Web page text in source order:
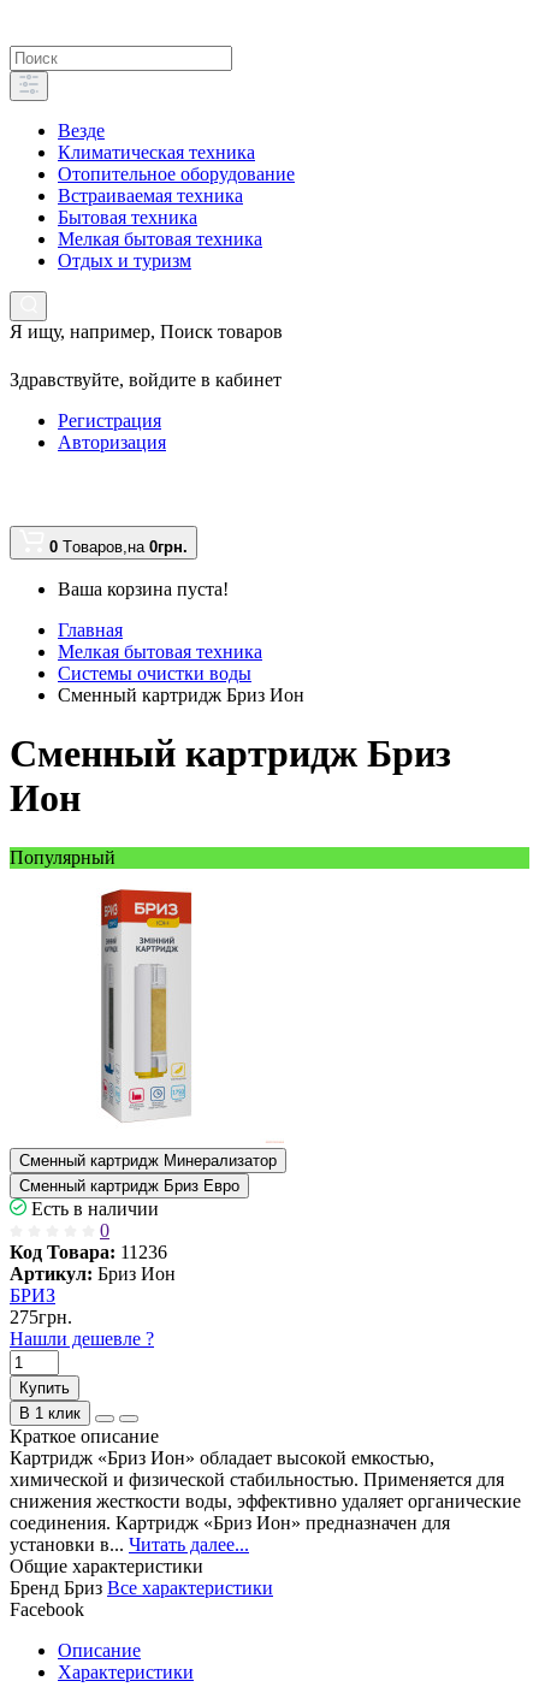
Везде
Климатическая техника
Отопительное оборудование
Встраиваемая техника
Бытовая техника
Мелкая бытовая техника
Отдых и туризм
Я ищу, например, Поиск товаров
Здравствуйте, войдите в кабинет
Регистрация
Авторизация
0 Tоваров,на 0грн.
Ваша корзина пуста!
Главная
Мелкая бытовая техника
Системы очистки воды
Сменный картридж Бриз Ион
Сменный картридж Бриз
Ион
Популярный
Сменный картридж Минерализатор
Сменный картридж Бриз Евро
Есть в наличии
0
Код Товара: 11236
Артикул: Бриз Ион
БРИЗ
275грн.
Нашли дешевле ?
Купить
В 1 клик
Краткое описание
Картридж «Бриз Ион» обладает высокой емкостью,
химической и физической стабильностью. Применяется для
снижения жесткости воды, эффективно удаляет органические
соединения. Картридж «Бриз Ион» предназначен для
установки в... Читать далее...
Общие характеристики
Бренд Бриз Все характеристики
Facebook
Описание
Характеристики